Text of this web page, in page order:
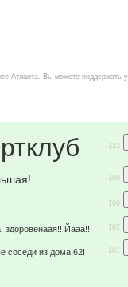
Атланта. Вы можете поддержать
132
106
106
здоровенаая!! Йааа!!! 102
соседи из дома 62! 101